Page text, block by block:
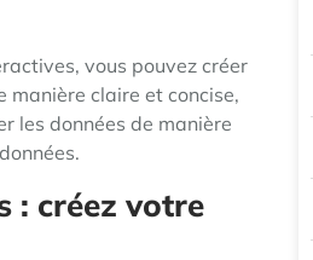
vous pouvez créer
manière claire et concise,
les données de manière
: créez votre